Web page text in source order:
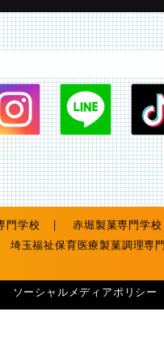
門学校
赤堀製菓専門学校
埼玉福祉保育医療製菓調理専
ソーシャルメディアポリシー